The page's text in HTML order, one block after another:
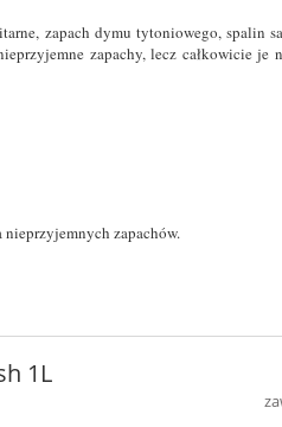
zapach dymu tytoniowego, spalin
zapachy, lecz całkowicie je
zapachów.
1L